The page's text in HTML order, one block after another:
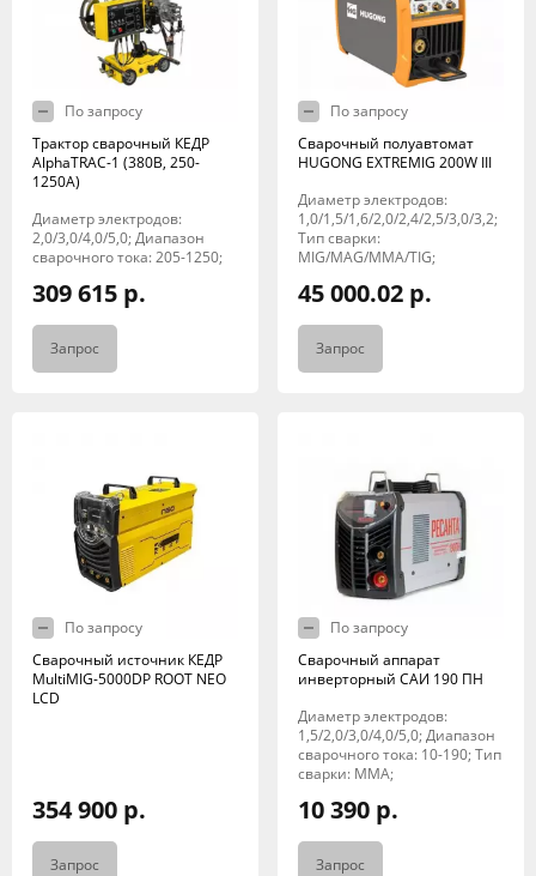
По запросу
Трактор сварочный КЕДР
AlphaTRAC-1 (380В, 250-
1250А)
Диаметр электродов:
2,0/3,0/4,0/5,0; Диапазон
сварочного тока: 205-1250;
309 615 р.
Запрос
По запросу
Сварочный полуавтомат
HUGONG EXTREMIG 200W III
Диаметр электродов:
1,0/1,5/1,6/2,0/2,4/2,5/3,0/3,2;
Тип сварки:
MIG/MAG/MMA/TIG;
45 000.02 р.
Запрос
По запросу
Сварочный источник КЕДР
MultiMIG-5000DP ROOT NEO
LCD
354 900 р.
Запрос
По запросу
Сварочный аппарат
инверторный САИ 190 ПН
Диаметр электродов:
1,5/2,0/3,0/4,0/5,0; Диапазон
сварочного тока: 10-190; Тип
сварки: MMA;
10 390 р.
Запрос